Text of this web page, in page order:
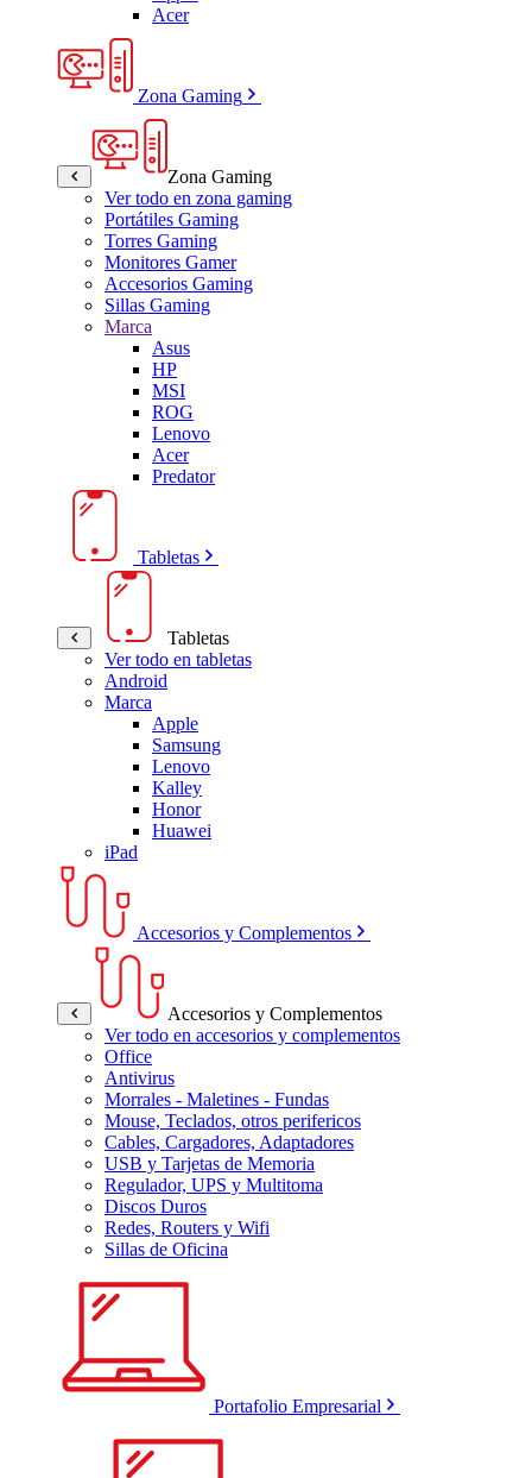
Acer
Zona Gaming
Zona Gaming
Ver todo en zona gaming
Portátiles Gaming
Torres Gaming
Monitores Gamer
Accesorios Gaming
Sillas Gaming
Marca
Asus
HP
MSI
ROG
Lenovo
Acer
Predator
Tabletas
Tabletas
Ver todo en tabletas
Android
Marca
Apple
Samsung
Lenovo
Kalley
Honor
Huawei
iPad
Accesorios y Complementos
Accesorios y Complementos
Ver todo en accesorios y complementos
Office
Antivirus
Morrales - Maletines - Fundas
Mouse, Teclados, otros perifericos
Cables, Cargadores, Adaptadores
USB y Tarjetas de Memoria
Regulador, UPS y Multitoma
Discos Duros
Redes, Routers y Wifi
Sillas de Oficina
Portafolio Empresarial